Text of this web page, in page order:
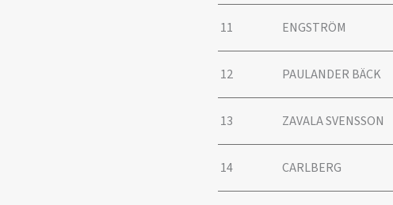
11 ENGSTRÖM
12 PAULANDER BÄCK
13 ZAVALA SVENSSON
14 CARLBERG